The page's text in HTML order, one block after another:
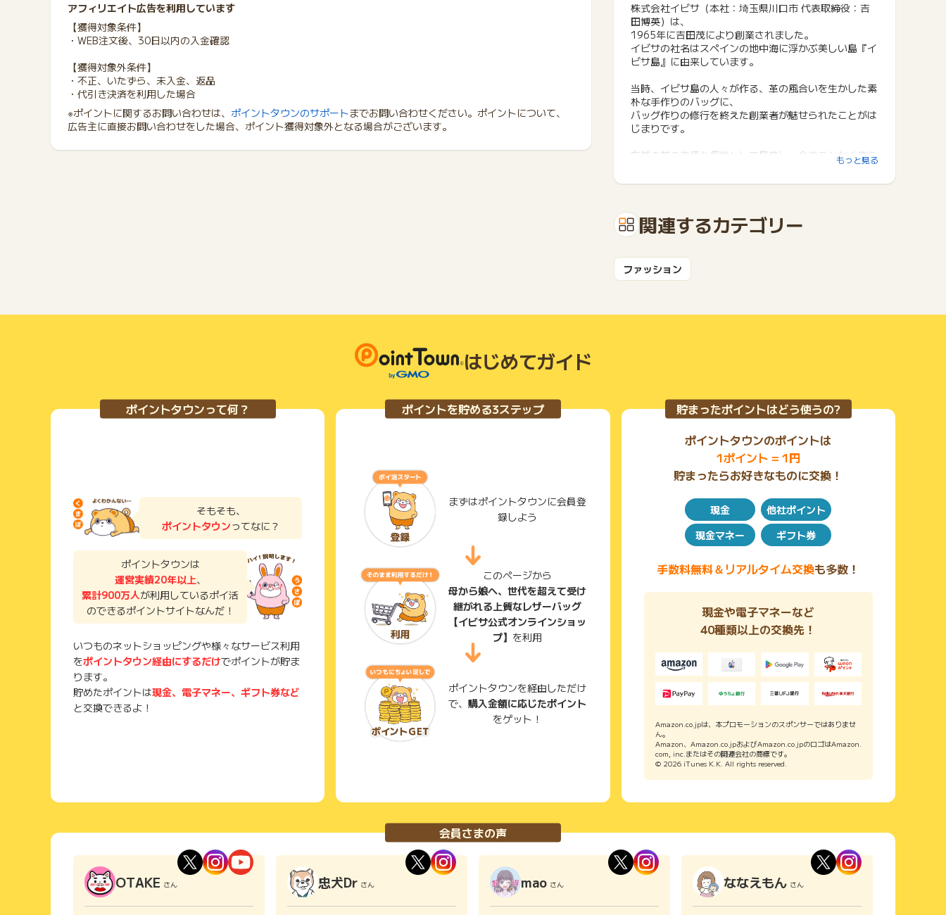
アフィリエイト広告を利用しています
【獲得対象条件】
・WEB注文後、30日以内の入金確認
【獲得対象外条件】
・不正、いたずら、未入金、返品
・代引き決済を利用した場合
※ポイントに関するお問い合わせは、 ポイントタウンのサポートまでお問い合わせください。ポイントについて、
広告主に直接お問い合わせをした場合、ポイント獲得対象外となる場合がございます。
株式会社イビサ（本社：埼玉県川口市 代表取締役：吉
田博英）は、
1965年に吉田茂により創業されました。
イビサの社名はスペインの地中海に浮かぶ美しい島『イ
ビサ島』に由来しています。
当時、イビサ島の人々が作る、革の風合いを生かした素
朴な手作りのバッグに、
バッグ作りの修行を終えた創業者が魅せられたことがは
じまりです。
自然の革の表情も個性として昇華し、余すことなく使う
ものづくりの尊さ、ものを愛する精神の大切さから受け
◆おすすめポイント◆
イビサはバッグの製造メーカーであり、販売者でもあ
売れればいい、トレンドありき、ではなく、
ショップやメンテナンスを通じてお客さまの声をお訊き
もっと見る
関連するカテゴリー
ファッション
はじめてガイド
ポイントタウンって何？
そもそも、
ポイントタウンってなに？
ポイントタウンは
運営実績20年以上、
累計900万人が利用しているポイ活
のできるポイントサイトなんだ！
いつものネットショッピングや様々なサービス利用
をポイントタウン経由にするだけでポイントが貯ま
ります。
貯めたポイントは現金、電子マネー、ギフト券など
と交換できるよ！
ポイントを貯める3ステップ
まずはポイントタウンに会員登
録しよう
このページから
母から娘へ、世代を超えて受け
継がれる上質なレザーバッグ
【イビサ公式オンラインショッ
プ】 を利用
ポイントタウンを経由しただけ
で、 購入金額に応じたポイント
をゲット！
貯まったポイントはどう使うの?
ポイントタウンのポイントは
1ポイント = 1円
貯まったらお好きなものに交換！
現金
他社ポイント
現金マネー
ギフト券
手数料無料＆リアルタイム交換も多数！
現金や電子マネーなど
40種類以上の交換先！
Amazon.co.jpは、本プロモーションのスポンサーではありませ
ん。
Amazon、Amazon.co.jpおよびAmazon.co.jpのロゴはAmazon.
com, inc.またはその関連会社の商標です。
© 2026 iTunes K.K. All rights reserved.
会員さまの声
OTAKE さん 忠犬Dr さん mao さん ななえもん さん